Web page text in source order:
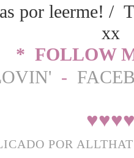
por leerme! /
xx
* FOLLOW
-
♥♥♥
POR